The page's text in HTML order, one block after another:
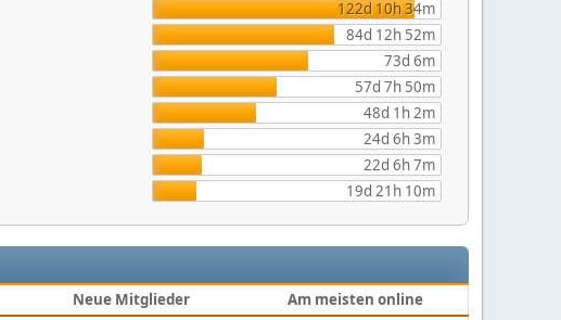
122d 10h 34m
84d 12h 52m
73d 6m
57d 7h 50m
48d 1h 2m
24d 6h 3m
22d 6h 7m
19d 21h 10m
Neue Mitglieder
Am meisten online